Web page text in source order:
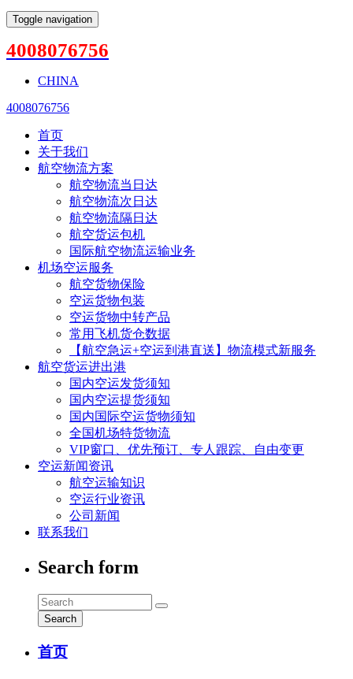
Toggle navigation
4008076756
CHINA
4008076756
首页
关于我们
航空物流方案
航空物流当日达
航空物流次日达
航空物流隔日达
航空货运包机
国际航空物流运输业务
机场空运服务
航空货物保险
空运货物包装
空运货物中转产品
常用飞机货仓数据
【航空急运+空运到港直送】物流模式新服务
航空货运进出港
国内空运发货须知
国内空运提货须知
国内国际空运货物须知
全国机场特货物流
VIP窗口、优先预订、专人跟踪、自由变更
空运新闻资讯
航空运输知识
空运行业资讯
公司新闻
联系我们
Search form
Search
首页